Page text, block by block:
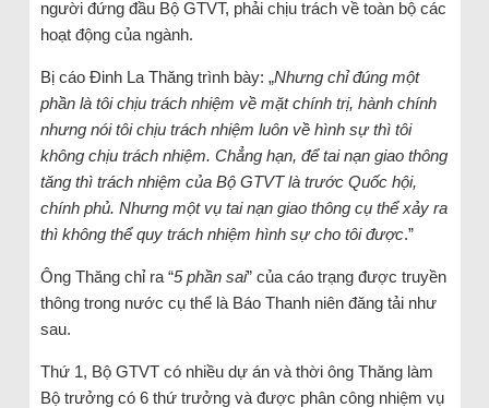
người đứng đầu Bộ GTVT, phải chịu trách về toàn bộ các
hoạt động của ngành.
Bị cáo Đinh La Thăng trình bày: „Nhưng chỉ đúng một
phần là tôi chịu trách nhiệm về mặt chính trị, hành chính
nhưng nói tôi chịu trách nhiệm luôn về hình sự thì tôi
không chịu trách nhiệm. Chẳng hạn, để tai nạn giao thông
tăng thì trách nhiệm của Bộ GTVT là trước Quốc hội,
chính phủ. Nhưng một vụ tai nạn giao thông cụ thể xảy ra
thì không thể quy trách nhiệm hình sự cho tôi được.”
Ông Thăng chỉ ra “5 phần sai” của cáo trạng được truyền
thông trong nước cụ thể là Báo Thanh niên đăng tải như
sau.
Thứ 1, Bộ GTVT có nhiều dự án và thời ông Thăng làm
Bộ trưởng có 6 thứ trưởng và được phân công nhiệm vụ